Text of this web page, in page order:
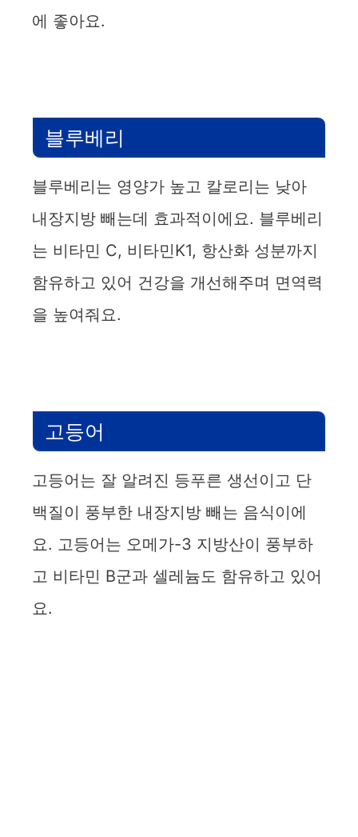
에 좋아요.
블루베리
블루베리는 영양가 높고 칼로리는 낮아
내장지방 빼는데 효과적이에요. 블루베리
는 비타민 C, 비타민K1, 항산화 성분까지
함유하고 있어 건강을 개선해주며 면역력
을 높여줘요.
고등어
고등어는 잘 알려진 등푸른 생선이고 단
백질이 풍부한 내장지방 빼는 음식이에
요. 고등어는 오메가-3 지방산이 풍부하
고 비타민 B군과 셀레늄도 함유하고 있어
요.